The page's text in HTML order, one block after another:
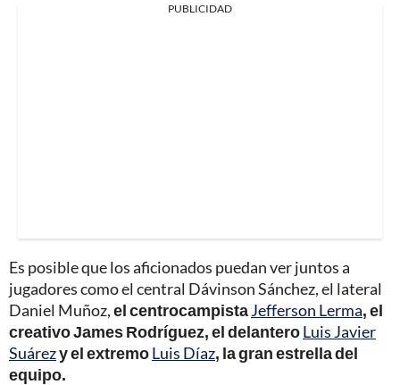
PUBLICIDAD
Es posible que los aficionados puedan ver juntos a
jugadores como el central Dávinson Sánchez, el lateral
Daniel Muñoz,el centrocampistaJefferson Lerma, el
creativo James Rodríguez, el delanteroLuis Javier
Suárezy el extremoLuis Díaz, la gran estrella del
equipo.